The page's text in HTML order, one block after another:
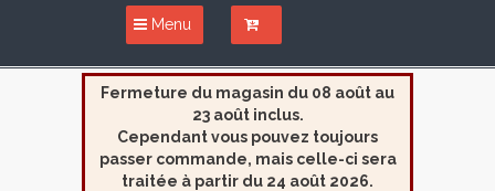
Menu
Fermeture du magasin du 08 août au
23 août inclus.
Cependant vous pouvez toujours
passer commande, mais celle-ci sera
traitée à partir du 24 août 2026.